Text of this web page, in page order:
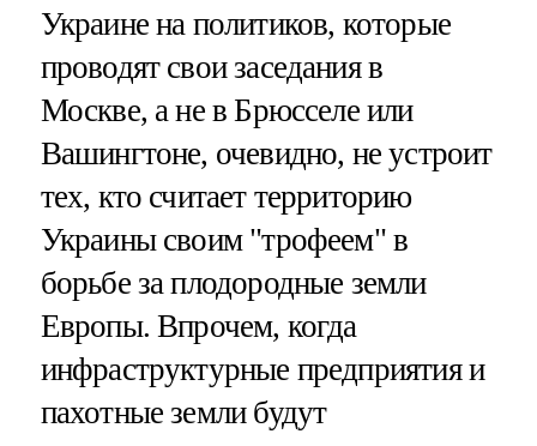
Украине на политиков, которые
проводят свои заседания в
Москве, а не в Брюсселе или
Вашингтоне, очевидно, не устроит
тех, кто считает территорию
Украины своим "трофеем" в
борьбе за плодородные земли
Европы. Впрочем, когда
инфраструктурные предприятия и
пахотные земли будут